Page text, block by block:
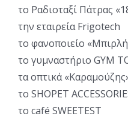
το Ραδιοταξί Πάτρας
την εταιρεία Frigotech
το φανοποιείο
το γυμναστήριο GYM
τα οπτικά
το SHOPET
το café SWEETEST